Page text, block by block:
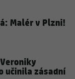
Malér v Plzni!
učinila zásadní